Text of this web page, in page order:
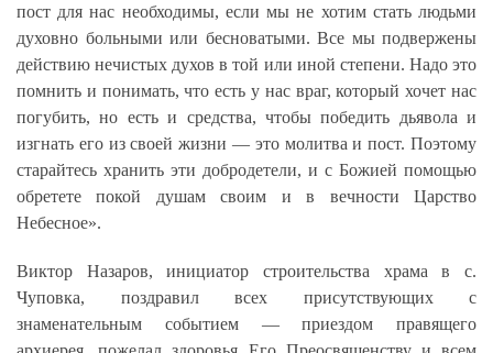
пост для нас необходимы, если мы не хотим стать людьми
духовно больными или бесноватыми. Все мы подвержены
действию нечистых духов в той или иной степени. Надо это
помнить и понимать, что есть у нас враг, который хочет нас
погубить, но есть и средства, чтобы победить дьявола и
изгнать его из своей жизни — это молитва и пост. Поэтому
старайтесь хранить эти добродетели, и с Божией помощью
обретете покой душам своим и в вечности Царство
Небесное».
Виктор Назаров, инициатор строительства храма в с.
Чуповка, поздравил всех присутствующих с
знаменательным событием — приездом правящего